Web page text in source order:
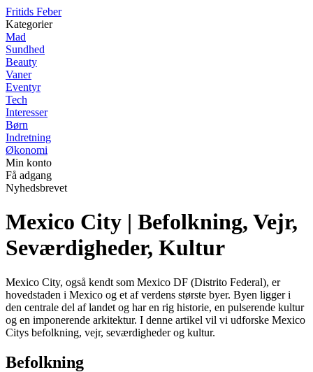
Fritids Feber
Kategorier
Mad
Sundhed
Beauty
Vaner
Eventyr
Tech
Interesser
Børn
Indretning
Økonomi
Min konto
Få adgang
Nyhedsbrevet
Mexico City | Befolkning, Vejr,
Seværdigheder, Kultur
Mexico City, også kendt som Mexico DF (Distrito Federal), er
hovedstaden i Mexico og et af verdens største byer. Byen ligger i
den centrale del af landet og har en rig historie, en pulserende kultur
og en imponerende arkitektur. I denne artikel vil vi udforske Mexico
Citys befolkning, vejr, seværdigheder og kultur.
Befolkning